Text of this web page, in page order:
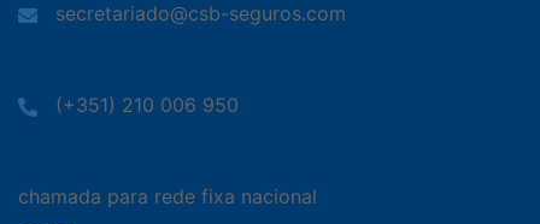
secretariado@csb-seguros.com
(+351) 210 006 950
chamada para rede fixa nacional